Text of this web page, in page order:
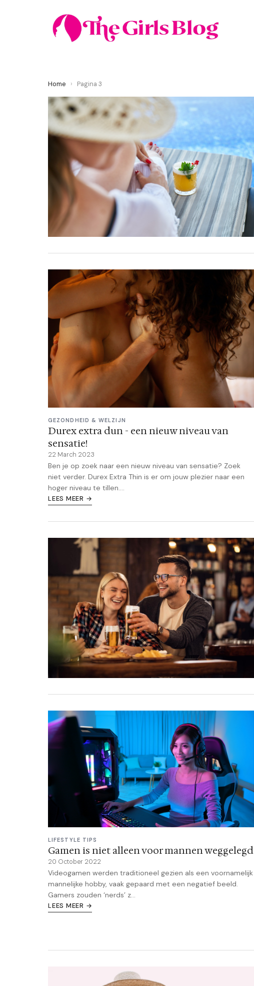
Home › Pagina 3
GEZONDHEID & WELZIJN
Durex extra dun - een nieuw niveau van
sensatie!
22 March 2023
Ben je op zoek naar een nieuw niveau van sensatie? Zoek
niet verder. Durex Extra Thin is er om jouw plezier naar een
hoger niveau te tillen....
LEES MEER →
LIFESTYLE TIPS
Gamen is niet alleen voor mannen weggelegd
20 October 2022
Videogamen werden traditioneel gezien als een voornamelijk
mannelijke hobby, vaak gepaard met een negatief beeld.
Gamers zouden ‘nerds’ z...
LEES MEER →